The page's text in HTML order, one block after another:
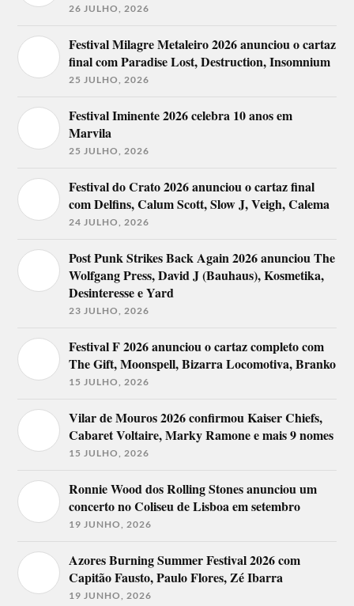
26 JULHO, 2026
Festival Milagre Metaleiro 2026 anunciou o cartaz
final com Paradise Lost, Destruction, Insomnium
25 JULHO, 2026
Festival Iminente 2026 celebra 10 anos em
Marvila
25 JULHO, 2026
Festival do Crato 2026 anunciou o cartaz final
com Delfins, Calum Scott, Slow J, Veigh, Calema
24 JULHO, 2026
Post Punk Strikes Back Again 2026 anunciou The
Wolfgang Press, David J (Bauhaus), Kosmetika,
Desinteresse e Yard
23 JULHO, 2026
Festival F 2026 anunciou o cartaz completo com
The Gift, Moonspell, Bizarra Locomotiva, Branko
15 JULHO, 2026
Vilar de Mouros 2026 confirmou Kaiser Chiefs,
Cabaret Voltaire, Marky Ramone e mais 9 nomes
15 JULHO, 2026
Ronnie Wood dos Rolling Stones anunciou um
concerto no Coliseu de Lisboa em setembro
19 JUNHO, 2026
Azores Burning Summer Festival 2026 com
Capitão Fausto, Paulo Flores, Zé Ibarra
19 JUNHO, 2026